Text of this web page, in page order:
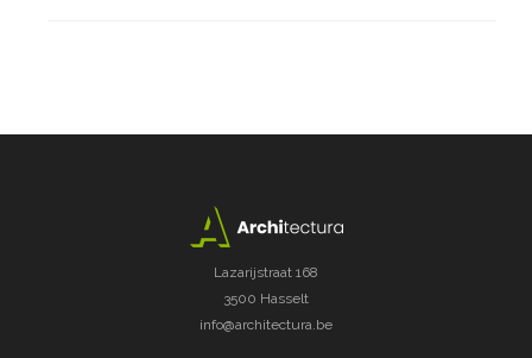
Lazarijstraat 168
3500 Hasselt
info@architectura.be